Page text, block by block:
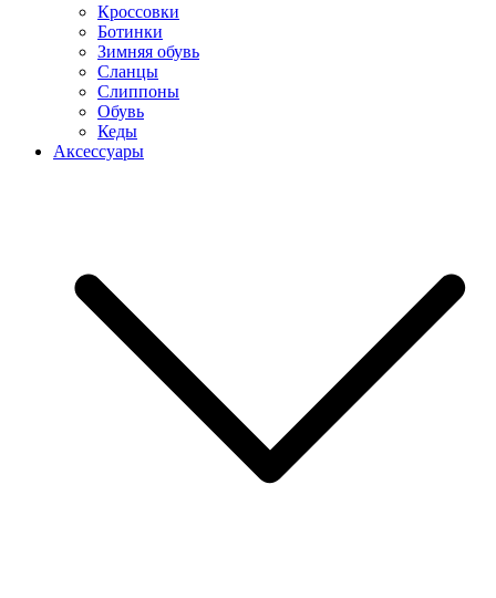
Кроссовки
Ботинки
Зимняя обувь
Сланцы
Слиппоны
Обувь
Кеды
Аксессуары